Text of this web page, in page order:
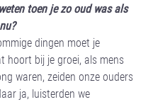
toen je zo oud was als
dingen moet je
hoort bij je groei, als mens
waren, zeiden onze ouders
ja, luisterden we